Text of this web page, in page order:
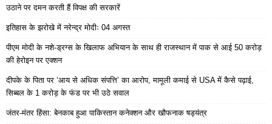
उठाने पर दमन करती हैं विपक्ष की सरकारें
इतिहास के झरोखे में नरेन्द्र मोदीः 04 अगस्त
पीएम मोदी के नशे-ड्रग्स के खिलाफ अभियान के साथ ही राजस्थान में पाक से आई 50 करोड़
की हेरोइन पर एक्शन
दीपके के पिता पर ‘आय से अधिक संपत्ति’ का आरोप, मामूली कमाई से USA में कैसे पढ़ाई,
सिब्बल के 1 करोड़ के फंड पर भी उठे सवाल
जंतर-मंतर हिंसा: बेनकाब हुआ पाकिस्तान कनेक्शन और खौफनाक षड्यंत्र